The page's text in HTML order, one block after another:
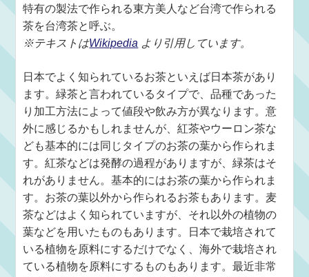
特有の製法で作られる東方美人など台湾で作られる
茶を台湾茶と呼ぶ。
※テキストはWikipedia より引用しています。
日本でよく知られているお茶といえば日本茶があり
ます。緑茶と言われているタイプで、品種であった
り加工方法によって値段や飲み方が異なります。意
外に感じるかもしれませんが、紅茶やウーロン茶な
ども基本的には同じタイプのお茶の葉から作られま
す。紅茶などは発酵の過程がありますが、緑茶はそ
れがありません。基本的にはお茶の葉から作られま
す。お茶の葉以外から作られるお茶もあります。麦
茶などはよく知られていますが、それ以外の植物の
葉などを用いたものもあります。日本で栽培されて
いる植物を原料にするだけでなく、海外で栽培され
ている植物を原料にするものもあります。最近非常